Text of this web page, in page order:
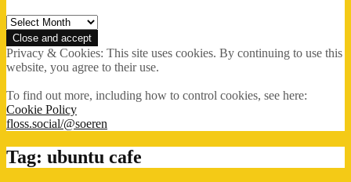
Archives
Privacy & Cookies: This site uses cookies. By continuing to use this
website, you agree to their use.
To find out more, including how to control cookies, see here:
Cookie Policy
floss.social/@soeren
Tag: ubuntu cafe